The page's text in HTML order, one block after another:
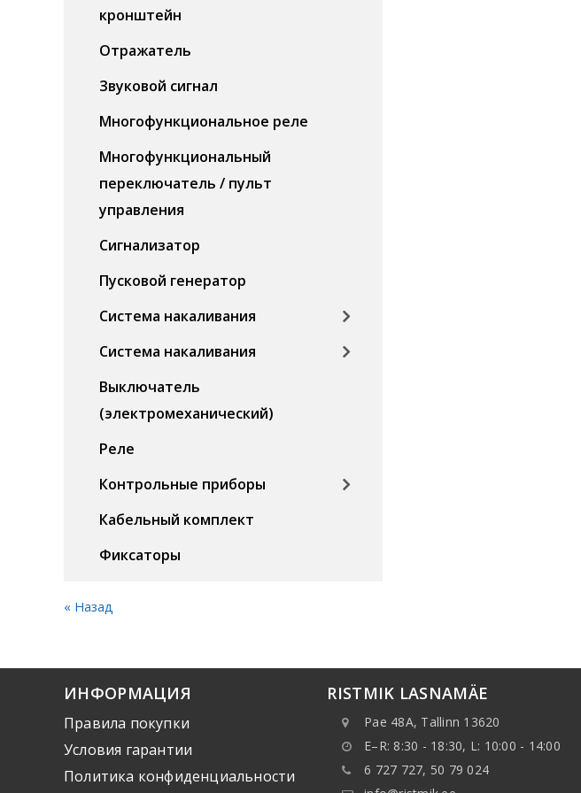
кронштейн
Отражатель
Звуковой сигнал
Многофункциональное реле
Многофункциональный
переключатель / пульт
управления
Сигнализатор
Пусковой генератор
Система накаливания
Система накаливания
Выключатель
(электромеханический)
Реле
Контрольные приборы
Кабельный комплект
Фиксаторы
« Назад
ИНФОРМАЦИЯ
Правила покупки
Условия гарантии
Политика конфиденциальности
RISTMIK LASNAMÄE
Pae 48A, Tallinn 13620
E–R: 8:30 - 18:30, L: 10:00 - 14:00
6 727 727, 50 79 024